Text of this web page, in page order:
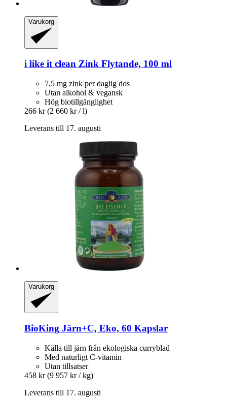
Varukorg
i like it clean Zink Flytande, 100 ml
7,5 mg zink per daglig dos
Utan alkohol & vegansk
Hög biotillgänglighet
266 kr (2 660 kr / l)
Leverans till 17. augusti
Varukorg
BioKing Järn+C, Eko, 60 Kapslar
Källa till järn från ekologiska curryblad
Med naturligt C-vitamin
Utan tillsatser
458 kr (9 957 kr / kg)
Leverans till 17. augusti